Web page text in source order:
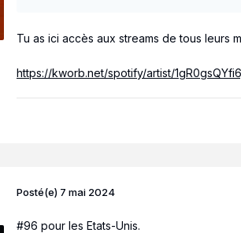
Tu as ici accès aux streams de tous leurs
https://kworb.net/spotify/artist/
Posté(e) 7 mai 2024
#96 pour les Etats-Unis.